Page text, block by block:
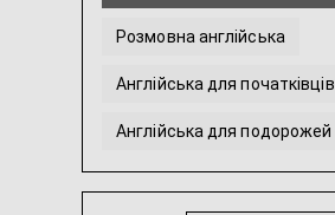
Розмовна англійська
Англійська для початківців
Англійська для подорожей
Американська англійська